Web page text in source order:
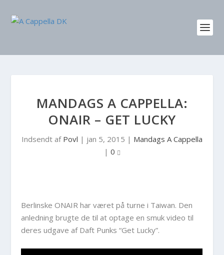
MANDAGS A CAPPELLA:
ONAIR – GET LUCKY
Indsendt af Povl | jan 5, 2015 | Mandags A Cappella
| 0
Berlinske ONAIR har været på turne i Taiwan. Den
anledning brugte de til at optage en smuk video til
deres udgave af Daft Punks “Get Lucky”.